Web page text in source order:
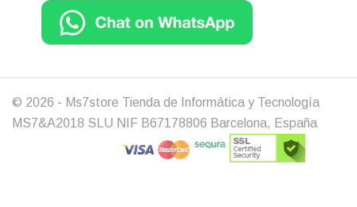
© 2026 - Ms7store Tienda de Informática y Tecnología
MS7&A2018 SLU NIF B67178806 Barcelona, España